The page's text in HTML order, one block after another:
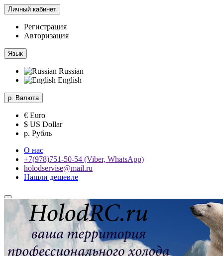
Личный кабинет
Регистрация
Авторизация
Язык
Russian
English
р. Валюта
€ Euro
$ US Dollar
р. Рубль
О нас
+7(978)751-50-54 (Viber, WhatsApp)
holodservise@mail.ru
Нашли дешевле